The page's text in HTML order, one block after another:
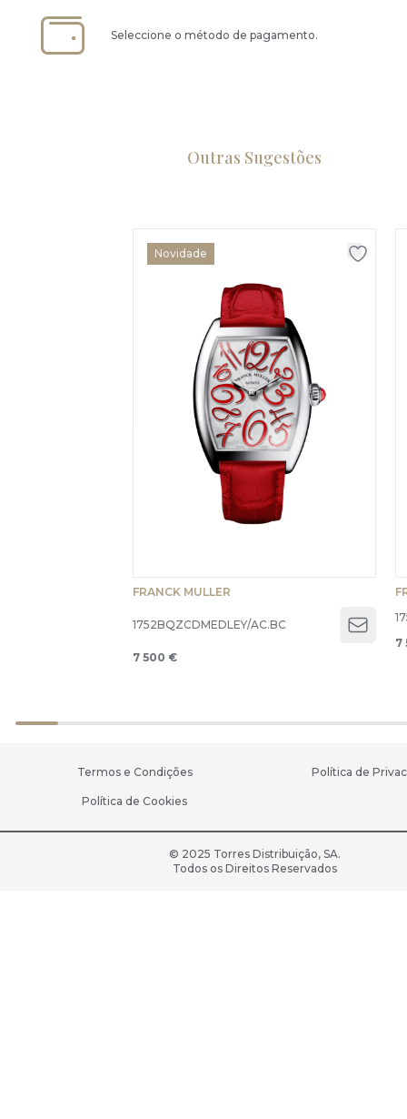
Seleccione o método de pagamento.
Outras Sugestões
Novidade
FRANCK MULLER
1752BQZCDMEDLEY/AC.BC
Open
7 500 €
7
Termos e Condições Política de
Política de Cookies
© 2025 Torres Distribuição, SA.
Todos os Direitos Reservados